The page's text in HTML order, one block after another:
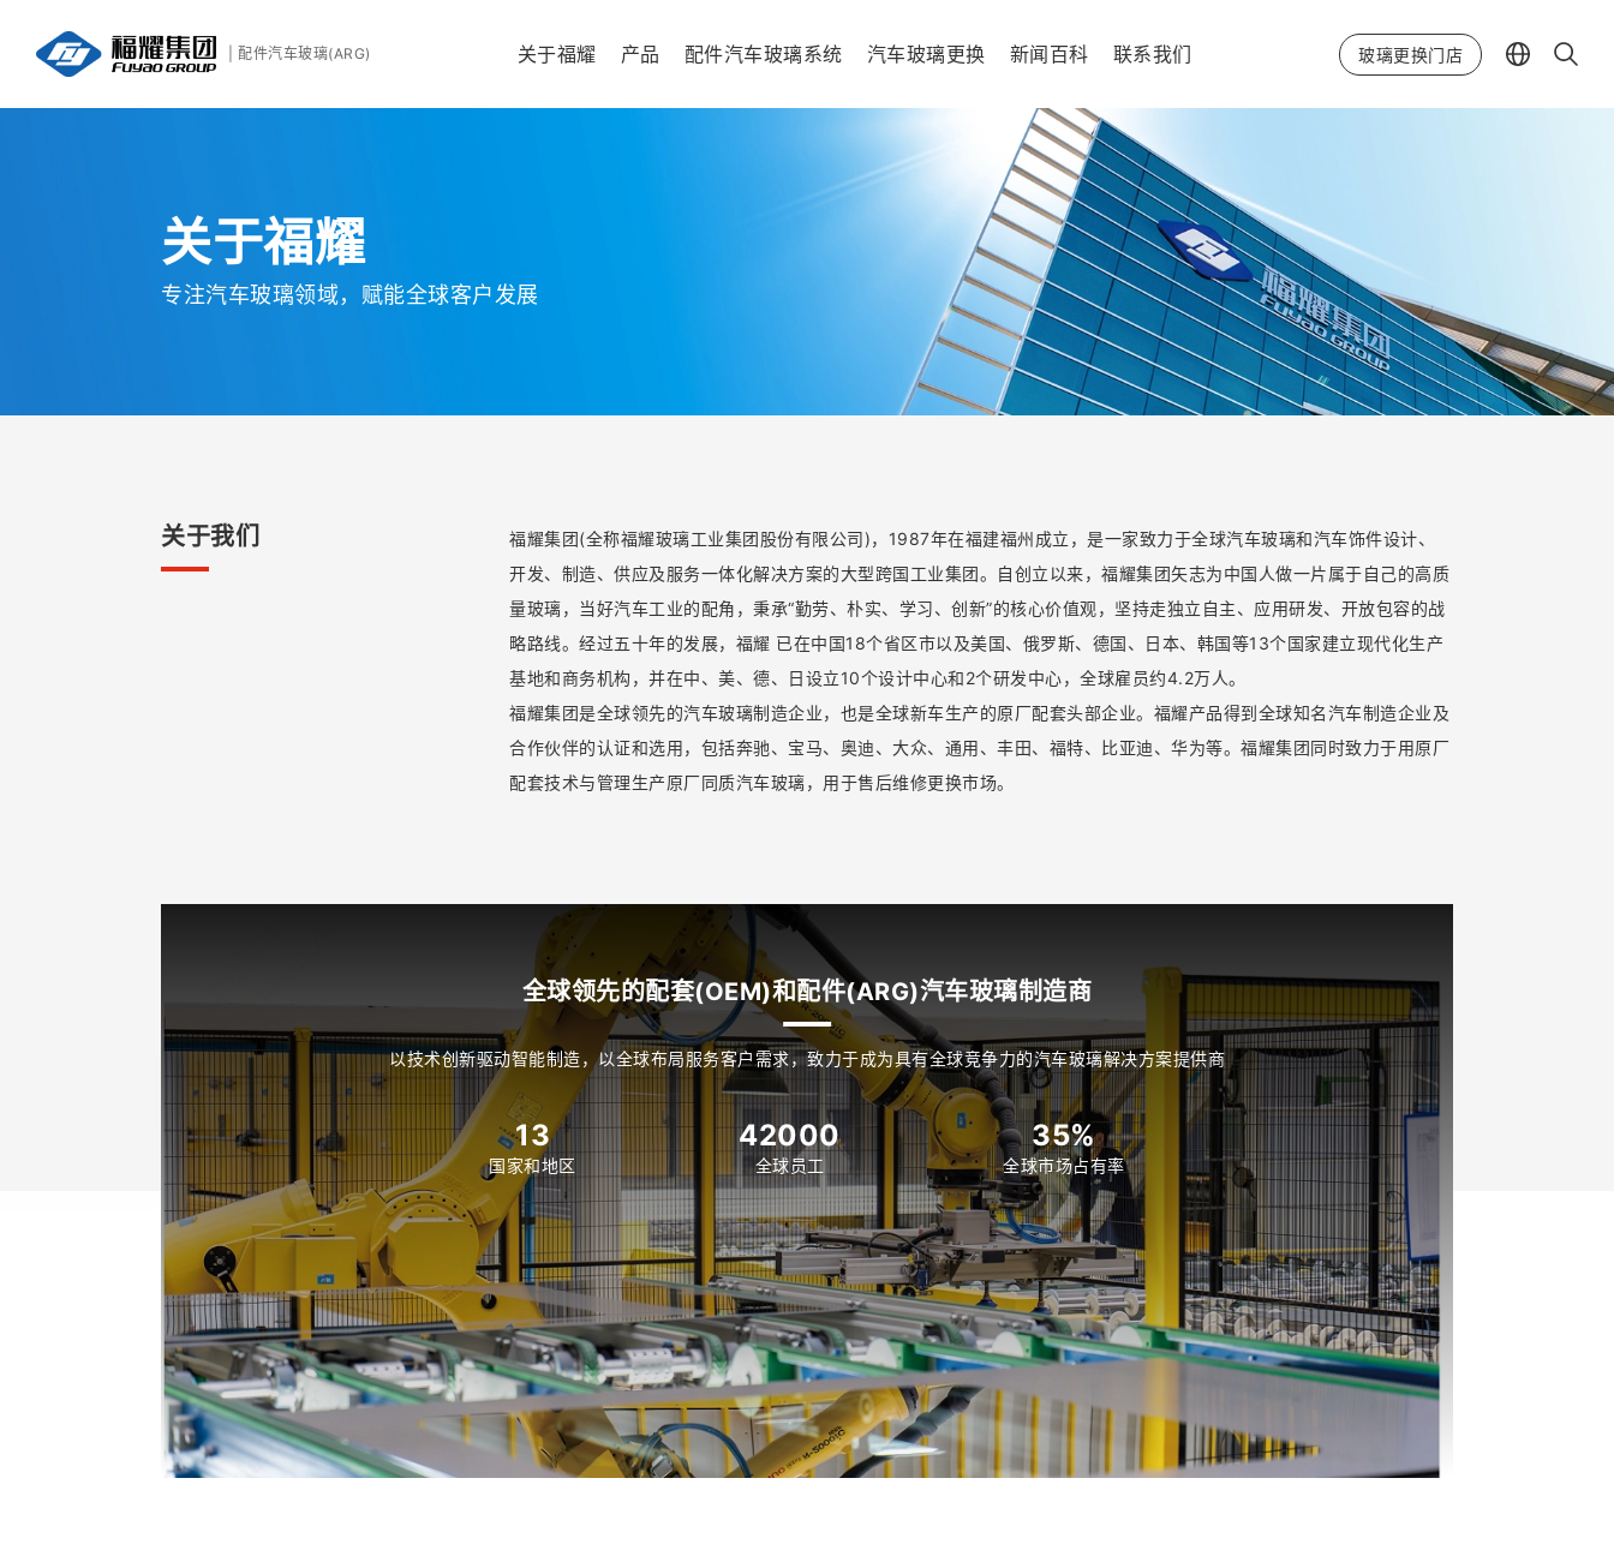
| 配件汽车玻璃(ARG) 关于福耀 产品 配件汽车玻璃系统 汽车玻璃更换 新闻百科 联系我们 玻璃更换门店
关于福耀
专注汽车玻璃领域，赋能全球客户发展
走进福耀
关于我们
福耀集团(全称福耀玻璃工业集团股份有限公司)，1987年在福建福州成立，是一家致力于全球汽车玻璃和汽车饰件设计、
开发、制造、供应及服务一体化解决方案的大型跨国工业集团。自创立以来，福耀集团矢志为中国人做一片属于自己的高质
量玻璃，当好汽车工业的配角，秉承“勤劳、朴实、学习、创新”的核心价值观，坚持走独立自主、应用研发、开放包容的战
略路线。经过五十年的发展，福耀 已在中国18个省区市以及美国、俄罗斯、德国、日本、韩国等13个国家建立现代化生产
基地和商务机构，并在中、美、德、日设立10个设计中心和2个研发中心，全球雇员约4.2万人。
福耀集团是全球领先的汽车玻璃制造企业，也是全球新车生产的原厂配套头部企业。福耀产品得到全球知名汽车制造企业及
合作伙伴的认证和选用，包括奔驰、宝马、奥迪、大众、通用、丰田、福特、比亚迪、华为等。福耀集团同时致力于用原厂
配套技术与管理生产原厂同质汽车玻璃，用于售后维修更换市场。
全球领先的配套(OEM)和配件(ARG)汽车玻璃制造商
以技术创新驱动智能制造，以全球布局服务客户需求，致力于成为具有全球竞争力的汽车玻璃解决方案提供商
13
国家和地区
42000
全球员工
35%
全球市场占有率